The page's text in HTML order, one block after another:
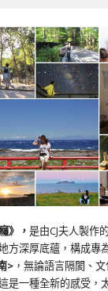
》 ， 是由CJ夫人製作
方深厚底蘊，構成專
> ，無論語言隔閡、
是一種全新的感受，